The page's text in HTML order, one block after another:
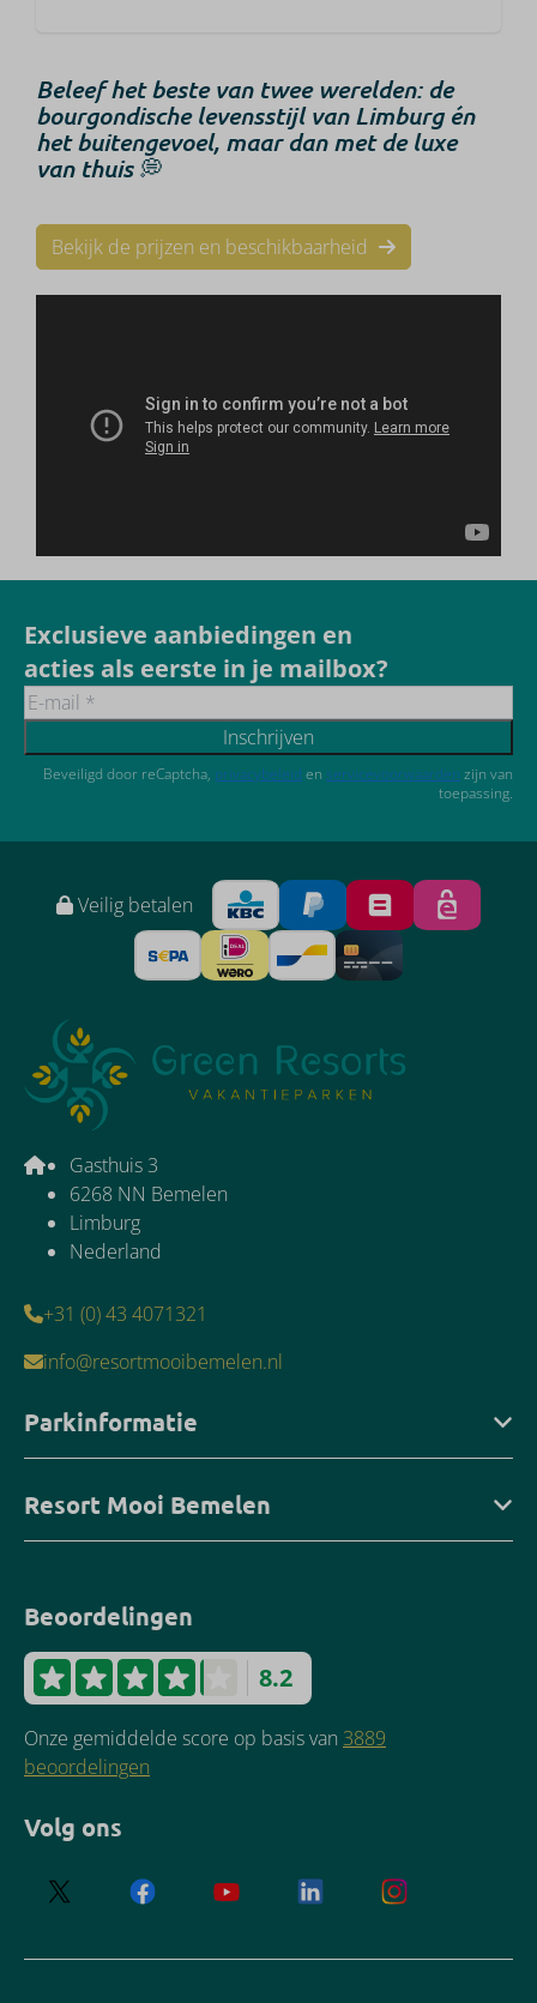
Beleef het beste van twee werelden: de
bourgondische levensstijl van Limburg én
het buitengevoel, maar dan met de luxe
van thuis💭
Bekijk de prijzen en beschikbaarheid
Exclusieve aanbiedingen en
acties als eerste in je mailbox?
Inschrijven
Beveiligd door reCaptcha, privacybeleid en servicevoorwaarden zijn van
toepassing.
Veilig betalen
Gasthuis 3
6268 NN Bemelen
Limburg
Nederland
+31 (0) 43 4071321
info@resortmooibemelen.nl
Parkinformatie
Resort Mooi Bemelen
Beoordelingen
8.2
Onze gemiddelde score op basis van 3889
beoordelingen
Volg ons